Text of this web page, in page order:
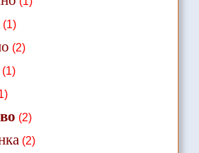
(1)
(2)
(2)
(2)